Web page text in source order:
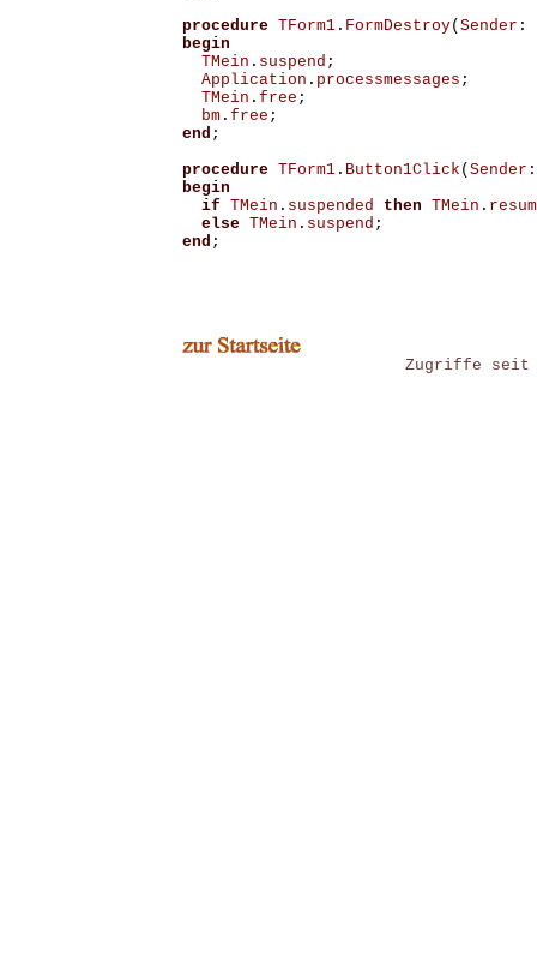
procedure TForm1. FormDestroy( Sender :
begin
TMein . suspend ;
Application . processmessages ;
TMein . free ;
bm. free ;
end ;
procedure TForm1. Button1Click ( Sender :
begin
if TMein . suspended then TMein .
else TMein . suspend ;
end ;
Zugriffe seit